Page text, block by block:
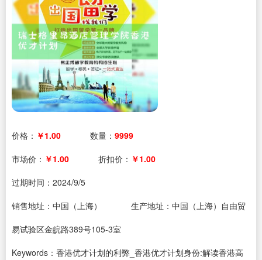
价格： ￥1.00 数量： 9999
市场价： ￥1.00 折扣价： ￥1.00
过期时间： 2024/9/5
销售地址：中国（上海）
生产地址：中国（上海）自由贸
易试验区金皖路389号105-3室
Keywords：香港优才计划的利弊_香港优才计划身份:解读香港高